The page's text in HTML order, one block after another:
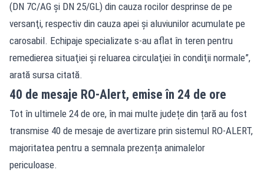
(DN 7C/AG şi DN 25/GL) din cauza rocilor desprinse de pe
versanţi, respectiv din cauza apei şi aluviunilor acumulate pe
carosabil. Echipaje specializate s-au aflat în teren pentru
remedierea situaţiei şi reluarea circulaţiei în condiţii normale”,
arată sursa citată.
40 de mesaje RO-Alert, emise în 24 de ore
Tot în ultimele 24 de ore, în mai multe județe din țară au fost
transmise 40 de mesaje de avertizare prin sistemul RO-ALERT,
majoritatea pentru a semnala prezența animalelor
periculoase.